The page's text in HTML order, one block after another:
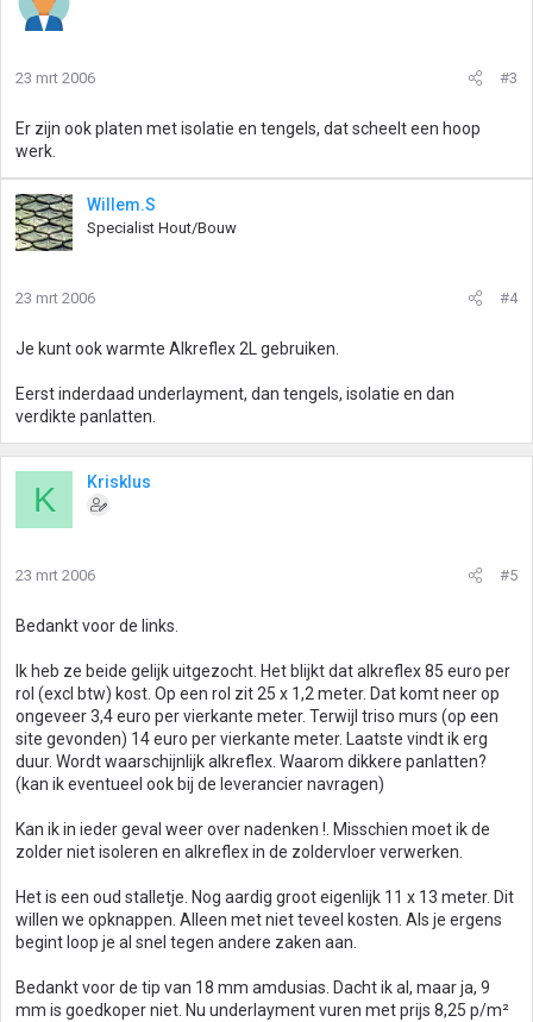
23 mrt 2006 #3
Er zijn ook platen met isolatie en tengels, dat scheelt een hoop
werk.
Willem.S
Specialist Hout/Bouw
23 mrt 2006 #4
Je kunt ook warmte Alkreflex 2L gebruiken.
Eerst inderdaad underlayment, dan tengels, isolatie en dan
verdikte panlatten.
K Krisklus
23 mrt 2006 #5
Bedankt voor de links.
Ik heb ze beide gelijk uitgezocht. Het blijkt dat alkreflex 85 euro per
rol (excl btw) kost. Op een rol zit 25 x 1,2 meter. Dat komt neer op
ongeveer 3,4 euro per vierkante meter. Terwijl triso murs (op een
site gevonden) 14 euro per vierkante meter. Laatste vindt ik erg
duur. Wordt waarschijnlijk alkreflex. Waarom dikkere panlatten?
(kan ik eventueel ook bij de leverancier navragen)
Kan ik in ieder geval weer over nadenken !. Misschien moet ik de
zolder niet isoleren en alkreflex in de zoldervloer verwerken.
Het is een oud stalletje. Nog aardig groot eigenlijk 11 x 13 meter. Dit
willen we opknappen. Alleen met niet teveel kosten. Als je ergens
begint loop je al snel tegen andere zaken aan.
Bedankt voor de tip van 18 mm amdusias. Dacht ik al, maar ja, 9
mm is goedkoper niet. Nu underlayment vuren met prijs 8,25 p/m²